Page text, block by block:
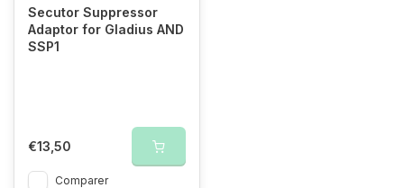
Secutor Suppressor
Adaptor for Gladius AND
SSP1
€13,50
Comparer